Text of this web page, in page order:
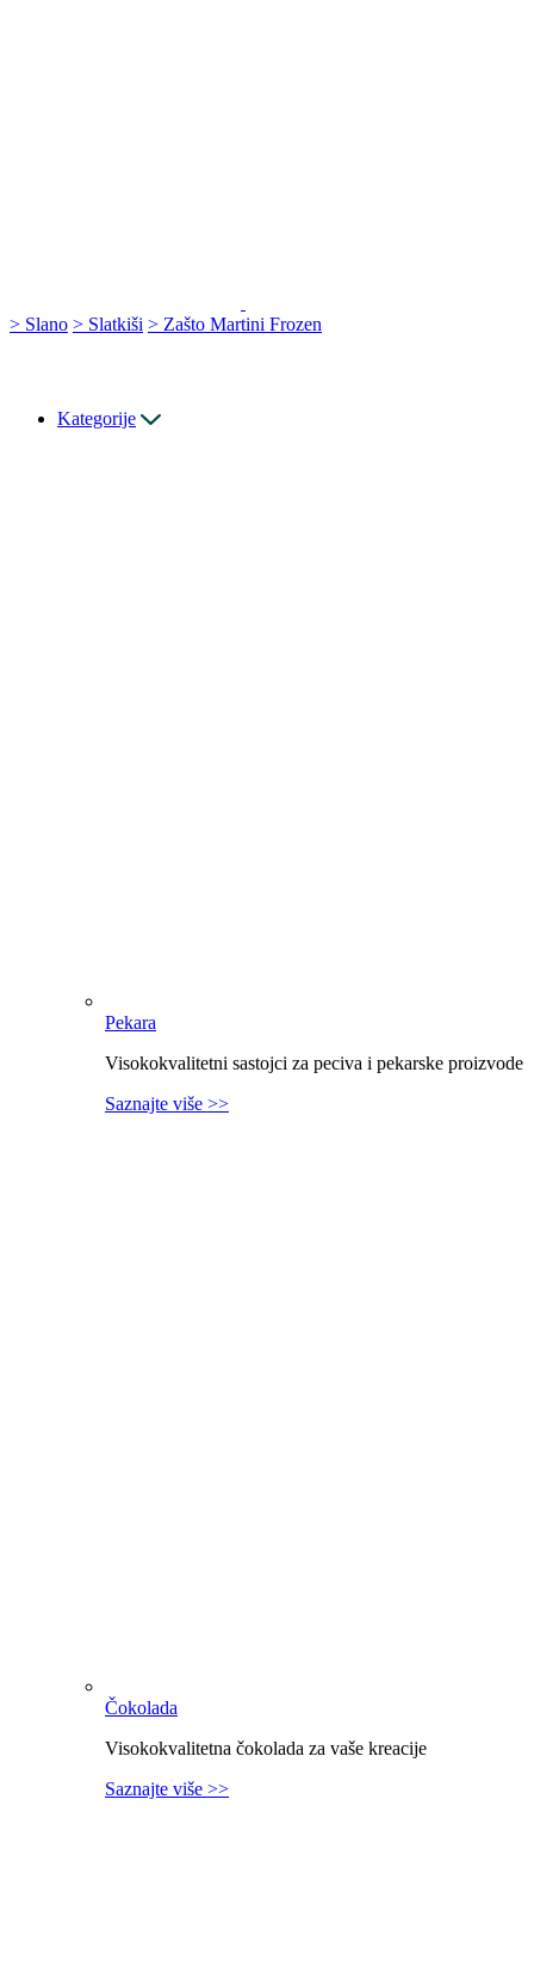
> Slano > Slatkiši > Zašto Martini Frozen
Kategorije
Pekara
Visokokvalitetni sastojci za peciva i pekarske proizvode
Saznajte više >>
Čokolada
Visokokvalitetna čokolada za vaše kreacije
Saznajte više >>